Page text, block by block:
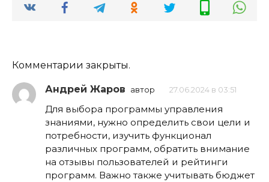
Комментарии закрыты.
Андрей Жаров автор 27.06.2024 в 03:51
Для выбора программы управления
знаниями, нужно определить свои цели и
потребности, изучить функционал
различных программ, обратить внимание
на отзывы пользователей и рейтинги
программ. Важно также учитывать бюджет